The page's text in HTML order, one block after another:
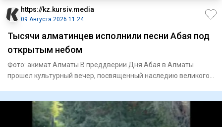
https://kz.kursiv.media
09 Августа 2026 11:24
Тысячи алматинцев исполнили песни Абая под
открытым небом
Фото: акимат Алматы В преддверии Дня Абая в Алматы
прошел культурный вечер, посвященный наследию великого